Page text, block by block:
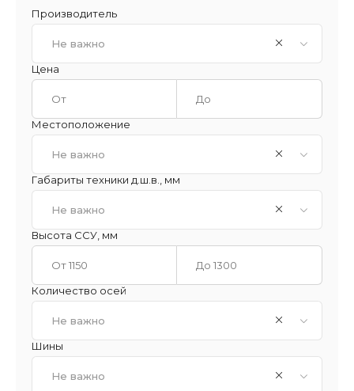
Производитель
Не важно
Цена
Местоположение
Не важно
Габариты техники д.ш.в., мм
Не важно
Высота ССУ, мм
Количество осей
Не важно
Шины
Не важно